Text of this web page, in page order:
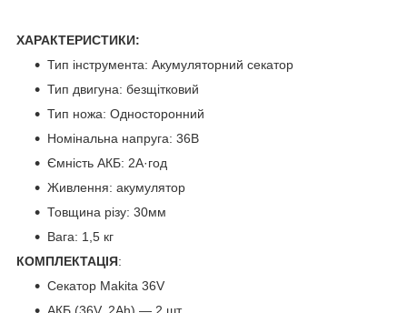
ХАРАКТЕРИСТИКИ:
Тип інструмента: Акумуляторний секатор
Тип двигуна: безщітковий
Тип ножа: Односторонний
Номінальна напруга: 36В
Ємність АКБ: 2А·год
Живлення: акумулятор
Товщина різу: 30мм
Вага: 1,5 кг
КОМПЛЕКТАЦІЯ:
Секатор Makita 36V
АКБ (36V, 2Ah) — 2 шт.